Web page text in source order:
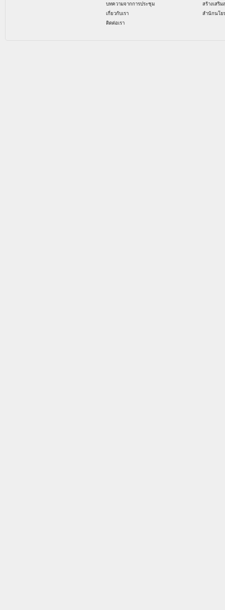
บทความจากการประชุม
เกี่ยวกับเรา
ติดต่อเรา
สร้างเสริ
สำนักนโย